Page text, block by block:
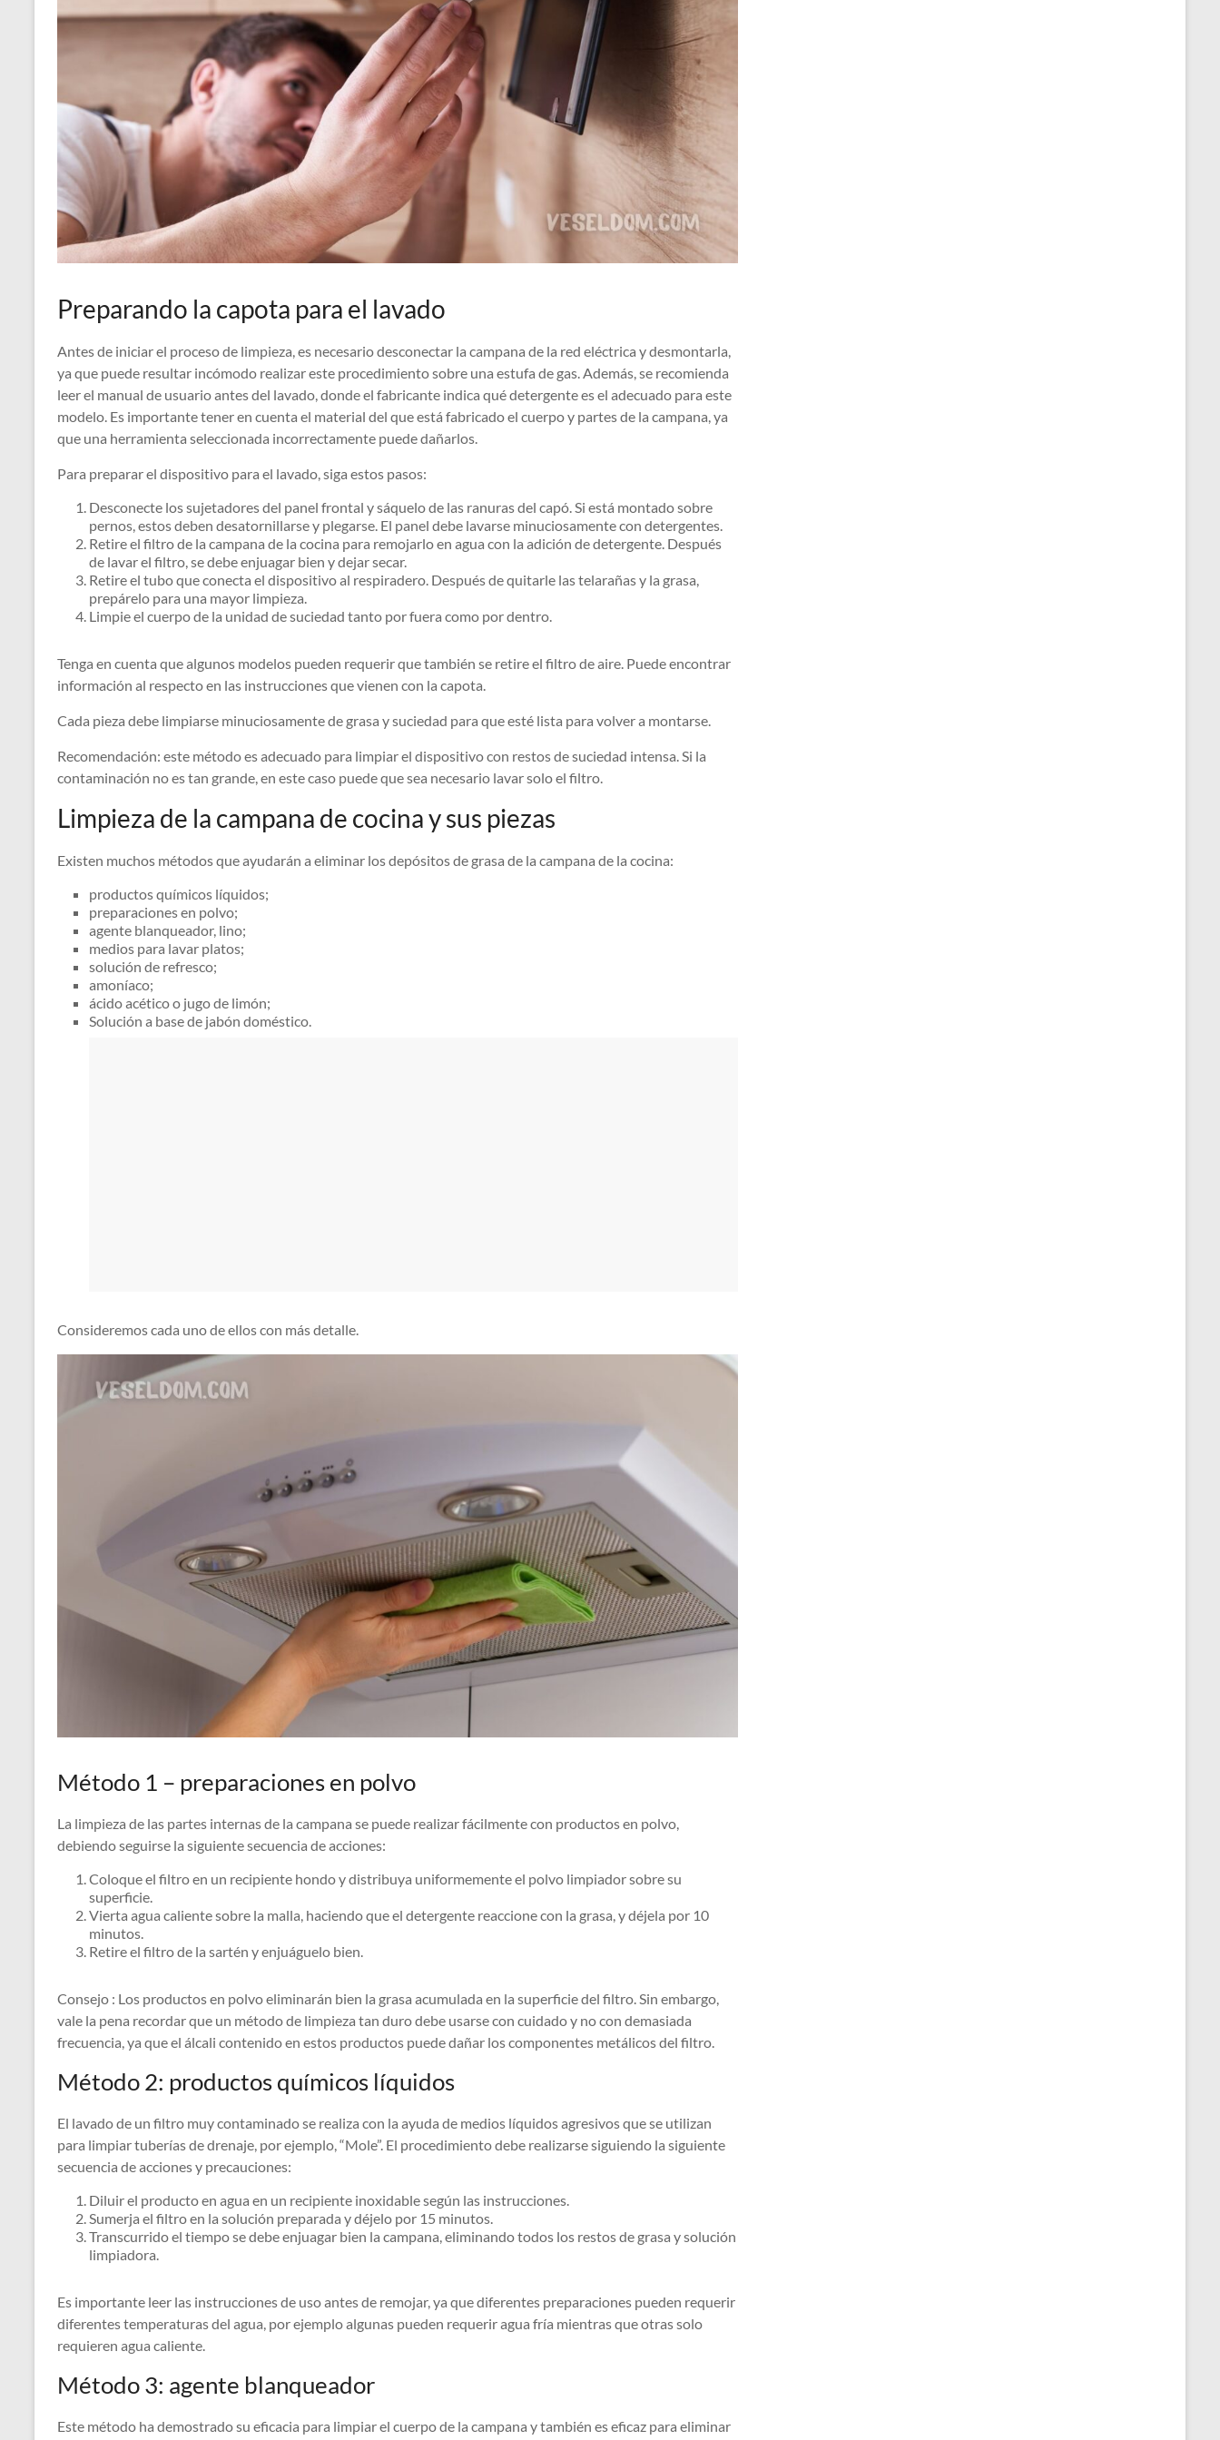
Preparando la capota para el lavado
Antes de iniciar el proceso de limpieza, es necesario desconectar la campana de la red eléctrica y desmontarla,
ya que puede resultar incómodo realizar este procedimiento sobre una estufa de gas. Además, se recomienda
leer el manual de usuario antes del lavado, donde el fabricante indica qué detergente es el adecuado para este
modelo. Es importante tener en cuenta el material del que está fabricado el cuerpo y partes de la campana, ya
que una herramienta seleccionada incorrectamente puede dañarlos.
Para preparar el dispositivo para el lavado, siga estos pasos:
Desconecte los sujetadores del panel frontal y sáquelo de las ranuras del capó. Si está montado sobre
pernos, estos deben desatornillarse y plegarse. El panel debe lavarse minuciosamente con detergentes.
Retire el filtro de la campana de la cocina para remojarlo en agua con la adición de detergente. Después
de lavar el filtro, se debe enjuagar bien y dejar secar.
Retire el tubo que conecta el dispositivo al respiradero. Después de quitarle las telarañas y la grasa,
prepárelo para una mayor limpieza.
Limpie el cuerpo de la unidad de suciedad tanto por fuera como por dentro.
Tenga en cuenta que algunos modelos pueden requerir que también se retire el filtro de aire. Puede encontrar
información al respecto en las instrucciones que vienen con la capota.
Cada pieza debe limpiarse minuciosamente de grasa y suciedad para que esté lista para volver a montarse.
Recomendación: este método es adecuado para limpiar el dispositivo con restos de suciedad intensa. Si la
contaminación no es tan grande, en este caso puede que sea necesario lavar solo el filtro.
Limpieza de la campana de cocina y sus piezas
Existen muchos métodos que ayudarán a eliminar los depósitos de grasa de la campana de la cocina:
productos químicos líquidos;
preparaciones en polvo;
agente blanqueador, lino;
medios para lavar platos;
solución de refresco;
amoníaco;
ácido acético o jugo de limón;
Solución a base de jabón doméstico.
Consideremos cada uno de ellos con más detalle.
Método 1 – preparaciones en polvo
La limpieza de las partes internas de la campana se puede realizar fácilmente con productos en polvo,
debiendo seguirse la siguiente secuencia de acciones:
Coloque el filtro en un recipiente hondo y distribuya uniformemente el polvo limpiador sobre su
superficie.
Vierta agua caliente sobre la malla, haciendo que el detergente reaccione con la grasa, y déjela por 10
minutos.
Retire el filtro de la sartén y enjuáguelo bien.
Consejo : Los productos en polvo eliminarán bien la grasa acumulada en la superficie del filtro. Sin embargo,
vale la pena recordar que un método de limpieza tan duro debe usarse con cuidado y no con demasiada
frecuencia, ya que el álcali contenido en estos productos puede dañar los componentes metálicos del filtro.
Método 2: productos químicos líquidos
El lavado de un filtro muy contaminado se realiza con la ayuda de medios líquidos agresivos que se utilizan
para limpiar tuberías de drenaje, por ejemplo, “Mole”. El procedimiento debe realizarse siguiendo la siguiente
secuencia de acciones y precauciones:
Diluir el producto en agua en un recipiente inoxidable según las instrucciones.
Sumerja el filtro en la solución preparada y déjelo por 15 minutos.
Transcurrido el tiempo se debe enjuagar bien la campana, eliminando todos los restos de grasa y solución
limpiadora.
Es importante leer las instrucciones de uso antes de remojar, ya que diferentes preparaciones pueden requerir
diferentes temperaturas del agua, por ejemplo algunas pueden requerir agua fría mientras que otras solo
requieren agua caliente.
Método 3: agente blanqueador
Este método ha demostrado su eficacia para limpiar el cuerpo de la campana y también es eficaz para eliminar